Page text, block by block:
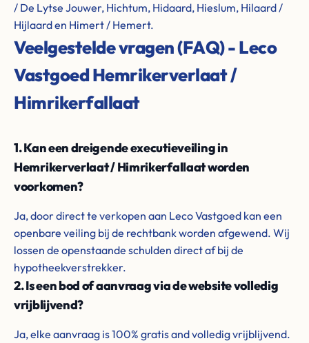
/ De Lytse Jouwer, Hichtum, Hidaard, Hieslum, Hilaard /
Hijlaard en Himert / Hemert.
Veelgestelde vragen (FAQ) - Leco
Vastgoed Hemrikerverlaat /
Himrikerfallaat
1. Kan een dreigende executieveiling in
Hemrikerverlaat / Himrikerfallaat worden
voorkomen?
Ja, door direct te verkopen aan Leco Vastgoed kan een
openbare veiling bij de rechtbank worden afgewend. Wij
lossen de openstaande schulden direct af bij de
hypotheekverstrekker.
2. Is een bod of aanvraag via de website volledig
vrijblijvend?
Ja, elke aanvraag is 100% gratis and volledig vrijblijvend.